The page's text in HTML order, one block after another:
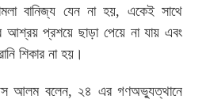
বানিজ্য যেন না হয়, একেই সাথে
আশ্রয় প্রশয়ে ছাড়া পেয়ে না যায় এবং
শিকার না হয়।
আলম বলেন, ২৪ এর গণঅভ্যুত্থানে